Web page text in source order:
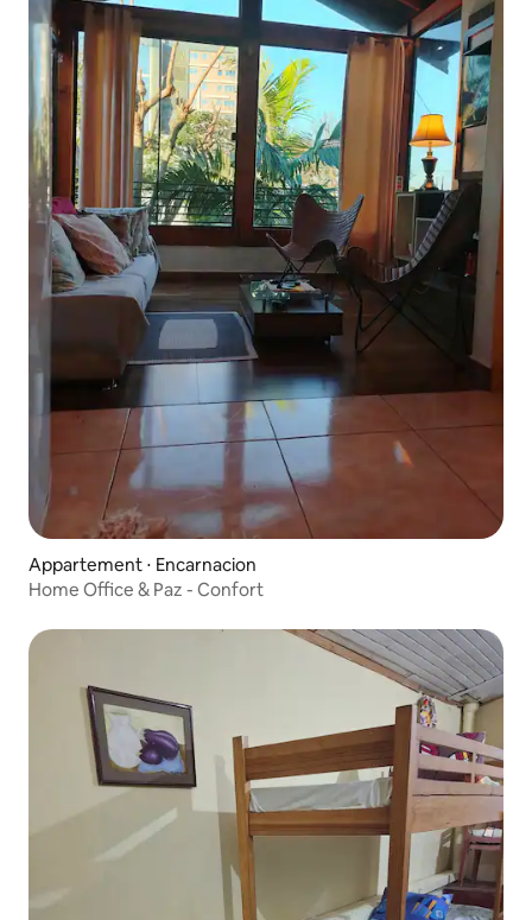
Appartement ⋅ Encarnacion
Home Office & Paz - Confort